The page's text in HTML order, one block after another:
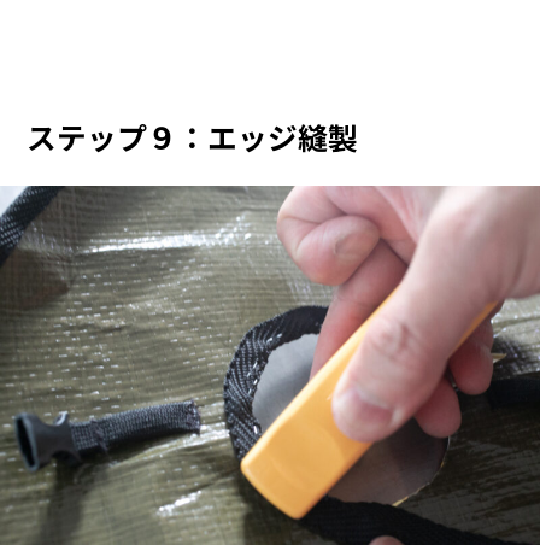
ステップ９：エッジ縫製